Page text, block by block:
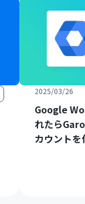
2025/03/26
Google
れたら
カウント